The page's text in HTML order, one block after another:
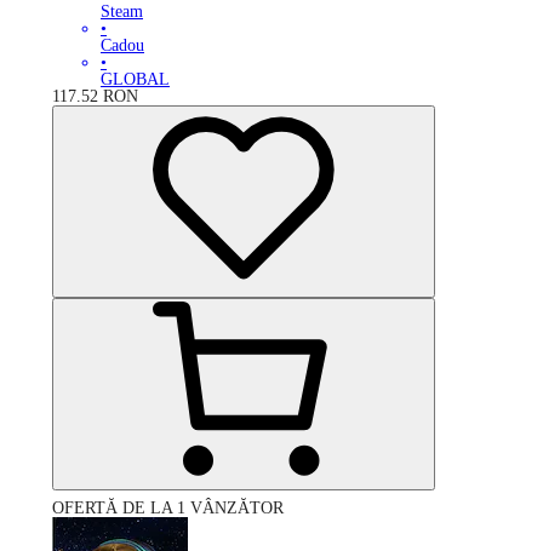
Steam
•
Cadou
•
GLOBAL
117.52 RON
OFERTĂ DE LA 1 VÂNZĂTOR